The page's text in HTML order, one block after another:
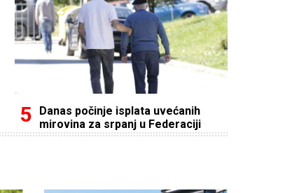
Danas počinje isplata uvećanih
mirovina za srpanj u Federaciji